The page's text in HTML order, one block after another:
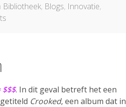
Bibliotheek, Blogs, Innovatie,
$$$. In dit geval betreft het een
Crooked, een album dat in